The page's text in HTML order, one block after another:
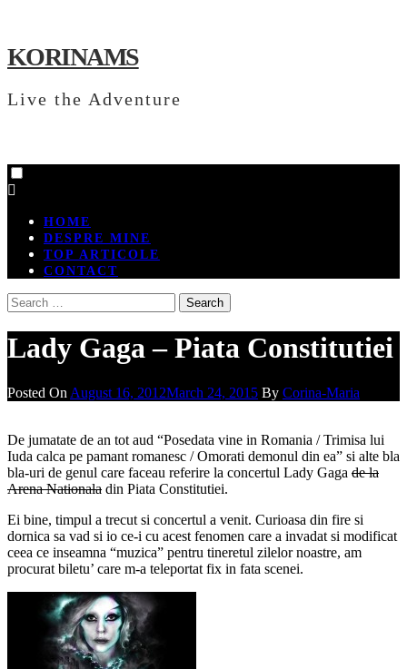
content
KORINAMS
Live the Adventure
HOME
DESPRE MINE
TOP ARTICOLE
CONTACT
Search
for:
Lady Gaga – Piata Constitutiei
Posted On August 16, 2012March 24, 2015 By Corina-Maria
De jumatate de an tot aud “Posedata vine in Romania / Trimisa lui
Iuda calca pe pamant romanesc / Omorati demonul din ea” si alte bla
bla-uri de genul care faceau referire la concertul Lady Gaga de la
Arena Nationala din Piata Constitutiei.
Ei bine, timpul a trecut si concertul a venit. Curioasa din fire si
dornica sa vad si io ce-i cu acest fenomen care a invadat si modificat
ceea ce inseamna “muzica” pentru tineretul zilelor noastre, am
procurat biletu’ care m-a teleportat fix in fata scenei.